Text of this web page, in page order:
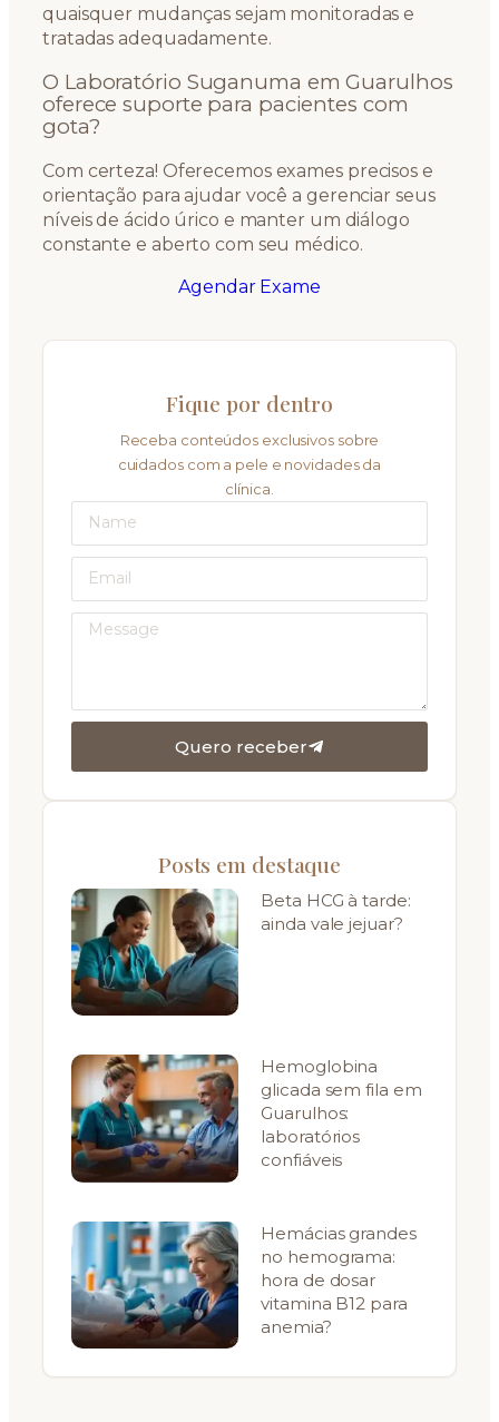
quaisquer mudanças sejam monitoradas e
tratadas adequadamente.
O Laboratório Suganuma em Guarulhos
oferece suporte para pacientes com
gota?
Com certeza! Oferecemos exames precisos e
orientação para ajudar você a gerenciar seus
níveis de ácido úrico e manter um diálogo
constante e aberto com seu médico.
Agendar Exame
Fique por dentro
Receba conteúdos exclusivos sobre
cuidados com a pele e novidades da
clínica.
Quero receber
Posts em destaque
Beta HCG à tarde:
ainda vale jejuar?
Hemoglobina
glicada sem fila em
Guarulhos:
laboratórios
confiáveis
Hemácias grandes
no hemograma:
hora de dosar
vitamina B12 para
anemia?